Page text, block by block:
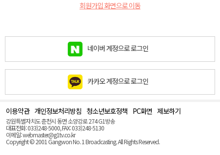
회원가입 화면으로 이동
네이버 계정으로 로그인
카카오 계정으로 로그인
이용약관 개인정보처리방침 청소년보호정책 PC화면 제보하기
강원특별자치도 춘천시 동면 소양강로 274 G1방송
대표전화: 033)248-5000, FAX: 033)248-5130
이메일: webmaster@g1tv.co.kr
Copyright © 2001 Gangwon No. 1 Broadcasting. All Rights Reserved.